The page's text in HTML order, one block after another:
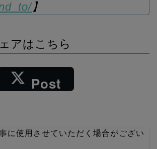
】
アはこちら
Post
に使用させていただく場合がござい